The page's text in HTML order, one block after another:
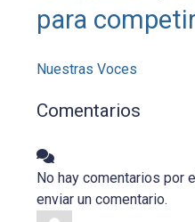
para
Nuestras Voces
Comentarios
No hay comentarios por
enviar un comentario.